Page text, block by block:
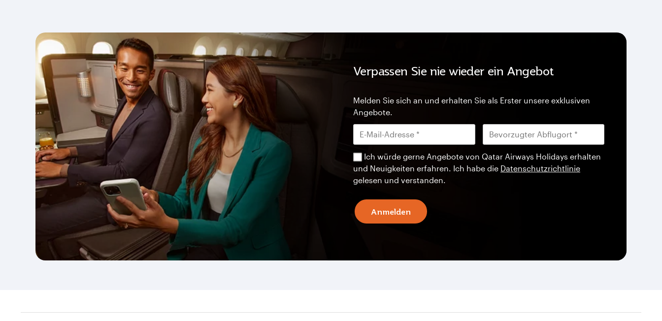
Verpassen Sie nie wieder ein Angebot
Melden Sie sich an und erhalten Sie als Erster unsere exklusiven
Angebote.
Ich würde gerne Angebote von Qatar Airways Holidays erhalten
und Neuigkeiten erfahren. Ich habe die Datenschutzrichtlinie
gelesen und verstanden.
Anmelden